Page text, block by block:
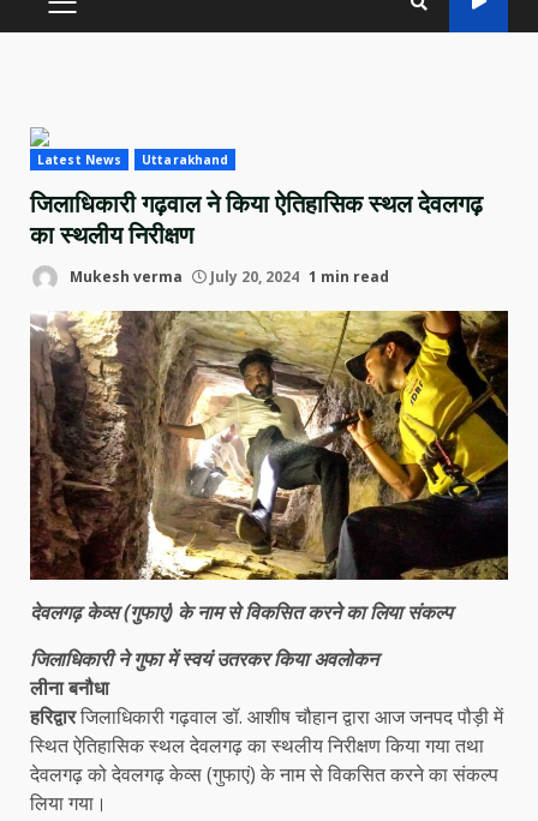
PRIMARY
Latest News Uttarakhand
जिलाधिकारी गढ़वाल ने किया ऐतिहासिक स्थल देवलगढ़
का स्थलीय निरीक्षण
Mukesh verma July 20, 2024 1 min read
देवलगढ़ केव्स (गुफाएं) के नाम से विकसित करने का लिया संकल्प
जिलाधिकारी ने गुफा में स्वयं उतरकर किया अवलोकन
लीना बनौधा
हरिद्वारजिलाधिकारी गढ़वाल डॉ. आशीष चौहान द्वारा आज जनपद पौड़ी में
स्थित ऐतिहासिक स्थल देवलगढ़ का स्थलीय निरीक्षण किया गया तथा
देवलगढ़ को देवलगढ़ केव्स (गुफाएं) के नाम से विकसित करने का संकल्प
लिया गया।